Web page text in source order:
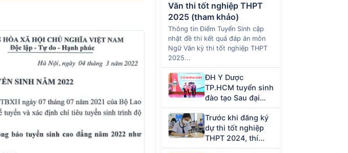
Văn thi tốt nghiệp THPT
2025 (tham khảo)
Thông tin Điểm Tuyển Sinh cập
nhật đề thi kết quả đáp án môn
Ngữ Văn kỳ thi tốt nghiệp THPT
2025...
ĐH Y Dược
TP.HCM tuyển sinh
đào tạo Sau đại
học năm 2023
Trước khi đăng ký
dự thi tốt nghiệp
THPT 2024, thí
sinh cần chuẩn bị